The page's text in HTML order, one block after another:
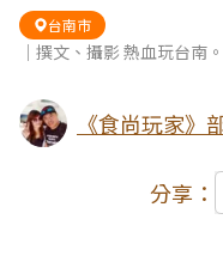
台南市
｜撰文、攝影 熱血玩台南
《食尚玩家》
分享：